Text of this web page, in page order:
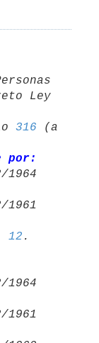
Ley
316 (a
por:
12